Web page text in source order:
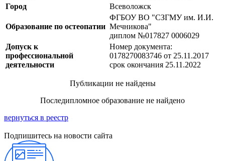
Город
Всеволожск
Образование по остеопатии
ФГБОУ ВО "СЗГМУ им. И.И.
Мечникова"
диплом №017827 0006029
Допуск к
профессиональной
деятельности
Номер документа:
0178270083746 от 25.11.2017
срок окончания 25.11.2022
Публикации не найдены
Последипломное образование не найдено
вернуться в реестр
Подпишитесь на новости сайта